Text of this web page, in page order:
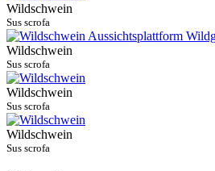
Wildschwein
Sus scrofa
Wildschwein
Sus scrofa
Wildschwein
Sus scrofa
Wildschwein
Sus scrofa